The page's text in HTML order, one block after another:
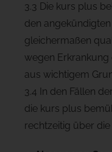
3.3 Die kurs plus
den
gleichermaßen
wegen
aus wichtigem
3.4 In den Fällen
die kurs plus
rechtzeitig über